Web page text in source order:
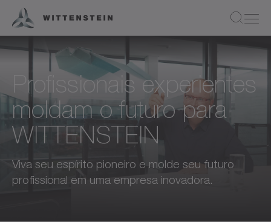
Profissionais experientes
moldam o futuro para
WITTENSTEIN
Viva seu espírito pioneiro e molde seu futuro
profissional em uma empresa inovadora.